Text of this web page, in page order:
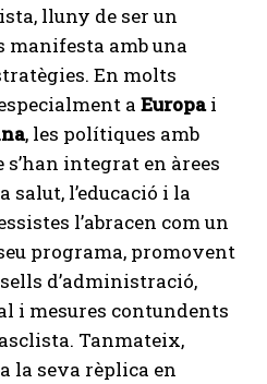
lluny de ser un
manifesta amb una
En molts
a Europai
, les polítiques amb
integrat en àrees
salut, l’educació i la
l’abracen com un
programa, promovent
d’administració,
i mesures contundents
Tanmateix,
la seva rèplica en